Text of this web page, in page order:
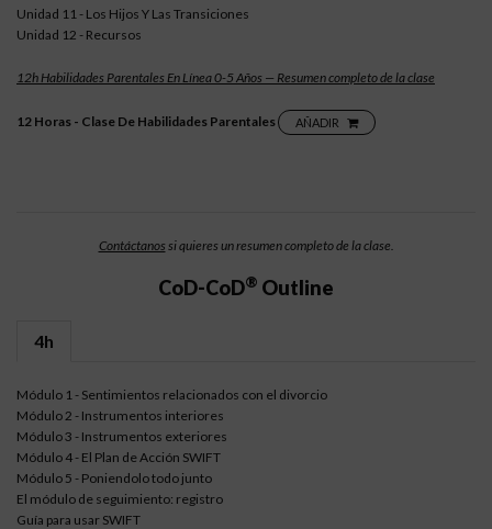
Unidad 11 - Los Hijos Y Las Transiciones
Unidad 12 - Recursos
12h Habilidades Parentales En Línea 0-5 Años — Resumen completo de la clase
12 Horas - Clase De Habilidades Parentales AÑADIR
Contáctanos si quieres un resumen completo de la clase.
CoD-CoD® Outline
4h
Módulo 1 - Sentimientos relacionados con el divorcio
Módulo 2 - Instrumentos interiores
Módulo 3 - Instrumentos exteriores
Módulo 4 - El Plan de Acción SWIFT
Módulo 5 - Poniendolo todo junto
El módulo de seguimiento: registro
Guía para usar SWIFT